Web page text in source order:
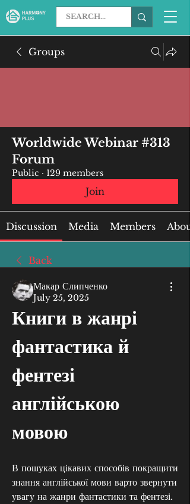
Groups
Worldwide Webinar #313
Forum
Public · 129 members
Join
Discussion Media Members About
Back
Макар Слипченко
July 25, 2025
Книги в жанрі
фантастика й
фентезі
англійською
мовою
В пошуках цікавих способів покращити
знання англійської мови варто звернути
увагу на жанри фантастики та фентезі.